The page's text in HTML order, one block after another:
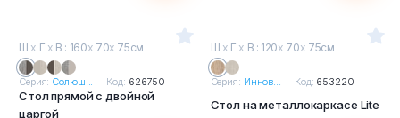
Ш х Г х В : 160х 70х 75см
Серия: Солюш... Код: 626750
Стол прямой с двойной
царгой
Ш х Г х В : 120х 70х 75см
Серия: Иннов... Код: 653220
Стол на металлокаркасе Lite